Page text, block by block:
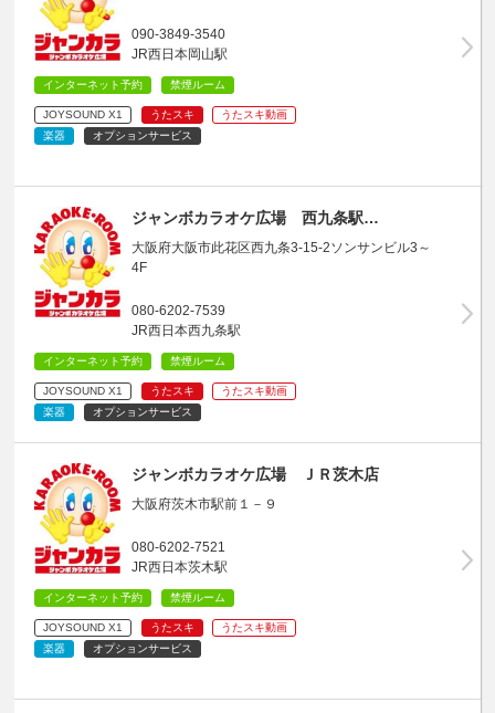
090-3849-3540
JR西日本岡山駅
インターネット予約 禁煙ルーム
JOYSOUND X1 うたスキ
うたスキ動画
楽器
オプションサービス
ジャンボカラオケ広場 西九条駅…
大阪府大阪市此花区西九条3-15-2ソンサンビル3～
4F
080-6202-7539
JR西日本西九条駅
インターネット予約 禁煙ルーム
JOYSOUND X1 うたスキ
うたスキ動画
楽器
オプションサービス
ジャンボカラオケ広場 ＪＲ茨木店
大阪府茨木市駅前１－９
080-6202-7521
JR西日本茨木駅
インターネット予約 禁煙ルーム
JOYSOUND X1 うたスキ
うたスキ動画
楽器
オプションサービス